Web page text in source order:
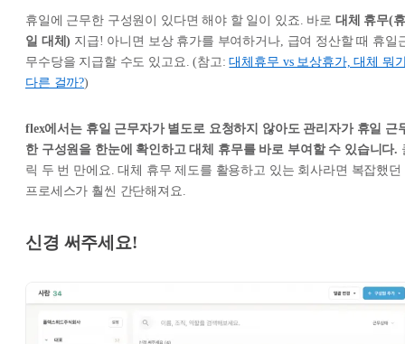
휴일에 근무한 구성원이 있다면 해야 할 일이 있죠. 바로 대체 휴무(휴
일 대체) 지급! 아니면 보상 휴가를 부여하거나, 급여 정산할 때 휴일
무수당을 지급할 수도 있고요. (참고:대체휴무 vs 보상휴가, 대체 뭐
다른 걸까?)
flex에서는 휴일 근무자가 별도로 요청하지 않아도 관리자가 휴일 근
한 구성원을 한눈에 확인하고 대체 휴무를 바로 부여할 수 있습니다.
릭 두 번 만에요. 대체 휴무 제도를 활용하고 있는 회사라면 복잡했던
프로세스가 훨씬 간단해져요.
신경 써주세요!